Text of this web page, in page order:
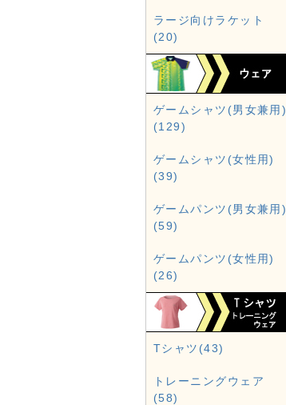
ラージ向けラケット
(20)
ゲームシャツ(男女兼用)
(129)
ゲームシャツ(女性用)
(39)
ゲームパンツ(男女兼用)
(59)
ゲームパンツ(女性用)
(26)
Tシャツ(43)
トレーニングウェア
(58)